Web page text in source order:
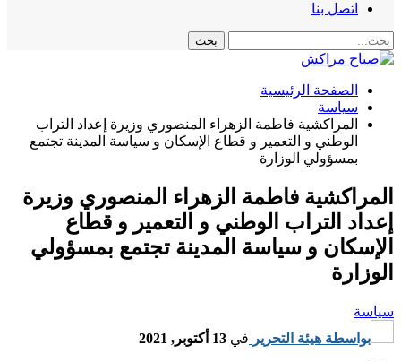
اتصل بنا
الصفحة الرئيسية
سياسة
المراكشية فاطمة الزهراء المنصوري وزيرة إعداد التراب
الوطني و التعمير و قطاع الإسكان و سياسة المدينة تجتمع
بمسؤولي الوزارة
المراكشية فاطمة الزهراء المنصوري وزيرة
إعداد التراب الوطني و التعمير و قطاع
الإسكان و سياسة المدينة تجتمع بمسؤولي
الوزارة
سياسة
بواسطة هيئة التحرير في 13 أكتوبر, 2021